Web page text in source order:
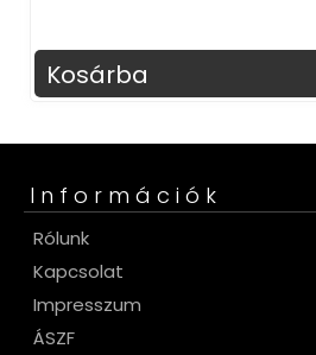
Kosárba
Információk
Rólunk
Kapcsolat
Impresszum
ÁSZF